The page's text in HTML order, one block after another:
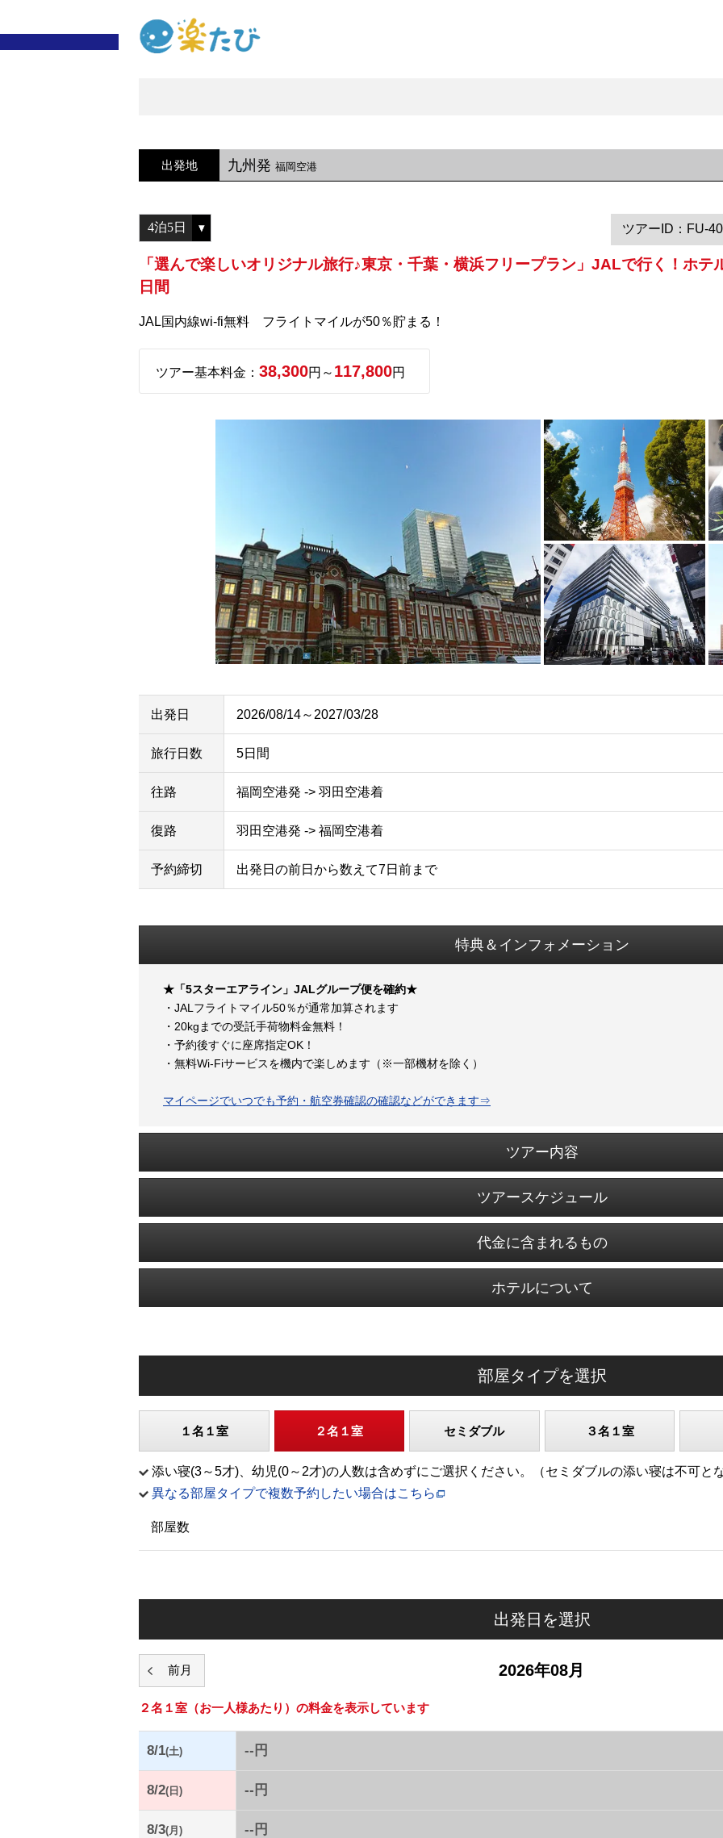
出発地 九州発 福岡空港
ツアーID：FU-
「選んで楽しいオリジナル旅行♪東京・千葉・横浜フリープラン」JALで行く！ホ
日間
JAL国内線wi-fi無料 フライトマイルが50％貯まる！
ツアー基本料金： 38,300円～ 117,800円
出発日 2026/08/14～2027/03/28
旅行日数 5日間
往路 福岡空港発 -> 羽田空港着
復路 羽田空港発 -> 福岡空港着
予約締切 出発日の前日から数えて7日前まで
特典＆インフォメーション
★「5スターエアライン」JALグループ便を確約★
・JALフライトマイル50％が通常加算されます
・20kgまでの受託手荷物料金無料！
・予約後すぐに座席指定OK！
・無料Wi-Fiサービスを機内で楽しめます（※一部機材を除く）
マイページでいつでも予約・航空券確認の確認などができます⇒
ツアー内容
ツアースケジュール
代金に含まれるもの
ホテルについて
部屋タイプを選択
１名１室 ２名１室 セミダブル ３名１室
添い寝(3～5才)、幼児(0～2才)の人数は含めずにご選択ください。（セミダブルの添い寝は不可と
異なる部屋タイプで複数予約したい場合はこちら
部屋数
出発日を選択
2026年08月
２名１室 （お一人様あたり）の料金を表示しています
8/1(土) --円
8/2(日) --円
8/3(月) --円